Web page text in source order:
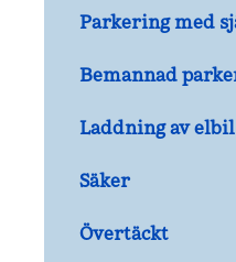
Parkering med
Bemannad
Laddning av elbil
Säker
Övertäckt